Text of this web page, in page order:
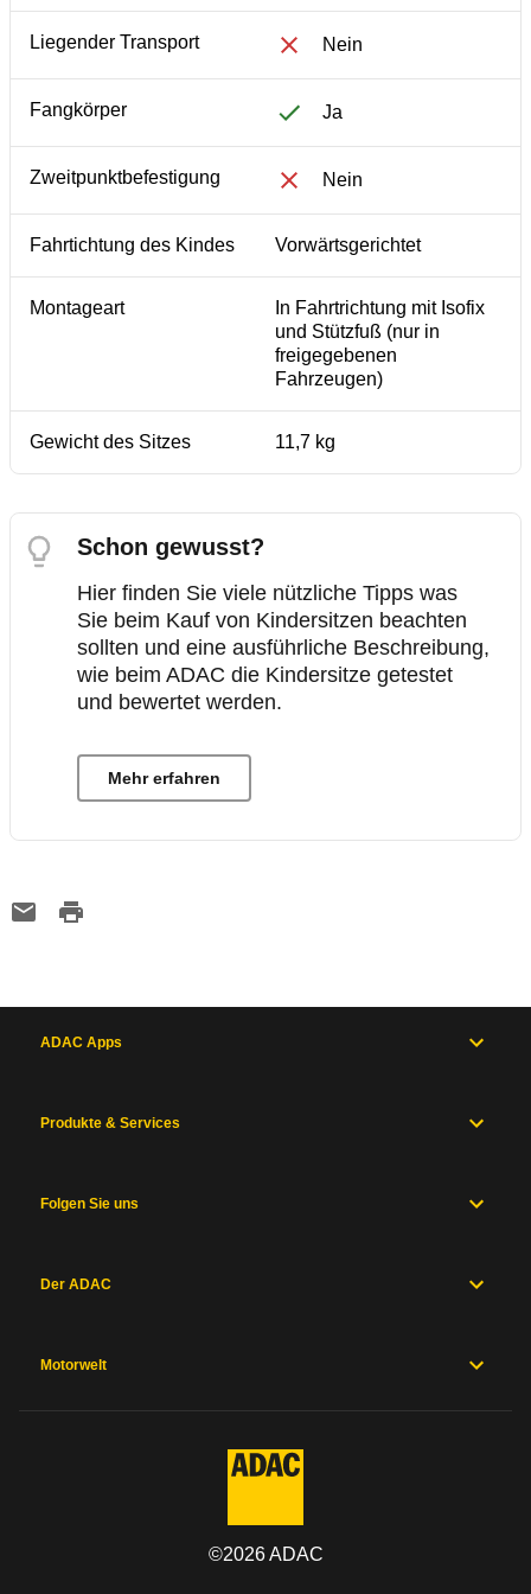
Liegender Transport Nein
Fangkörper Ja
Zweitpunktbefestigung Nein
Fahrtichtung des Kindes Vorwärtsgerichtet
Montageart
In Fahrtrichtung mit Isofix
und Stützfuß (nur in
freigegebenen
Fahrzeugen)
Gewicht des Sitzes 11,7 kg
Schon gewusst?
Hier finden Sie viele nützliche Tipps was
Sie beim Kauf von Kindersitzen beachten
sollten und eine ausführliche Beschreibung,
wie beim ADAC die Kindersitze getestet
und bewertet werden.
Mehr erfahren
ADAC Apps
Produkte & Services
Folgen Sie uns
Der ADAC
Motorwelt
©2026ADAC